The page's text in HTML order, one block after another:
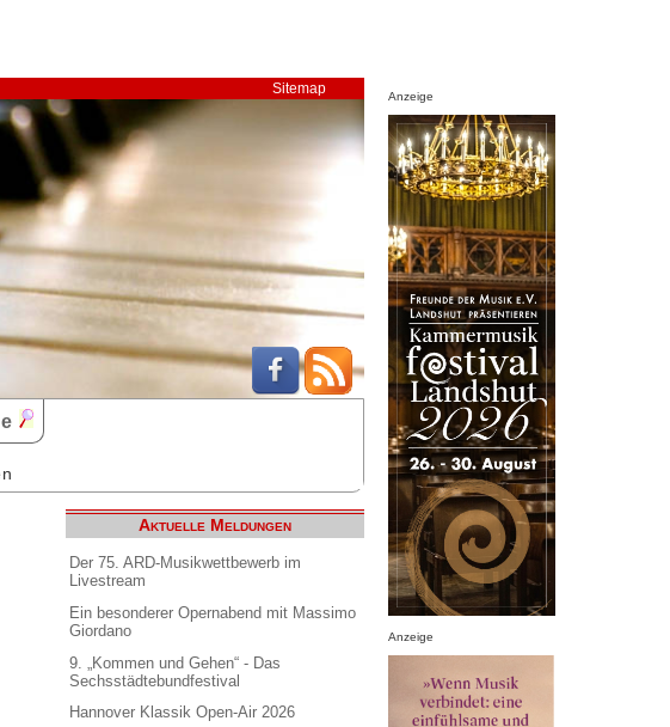
Sitemap
Aktuelle Meldungen
Der 75. ARD-Musikwettbewerb im
Livestream
Ein besonderer Opernabend mit Massimo
Giordano
9. „Kommen und Gehen“ - Das
Sechsstädtebundfestival
Hannover Klassik Open-Air 2026
Anzeige
Anzeige